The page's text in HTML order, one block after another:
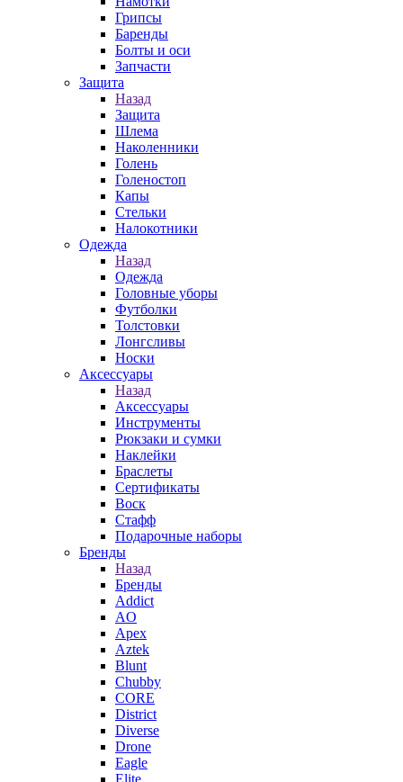
Грипсы
Баренды
Болты и оси
Запчасти
Защита
Назад
Защита
Шлема
Наколенники
Голень
Голеностоп
Капы
Стельки
Налокотники
Одежда
Назад
Одежда
Головные уборы
Футболки
Толстовки
Лонгсливы
Носки
Аксессуары
Назад
Аксессуары
Инструменты
Рюкзаки и сумки
Наклейки
Браслеты
Сертификаты
Воск
Стафф
Подарочные наборы
Бренды
Назад
Бренды
Addict
AO
Apex
Aztek
Blunt
Chubby
CORE
District
Diverse
Drone
Eagle
Elite